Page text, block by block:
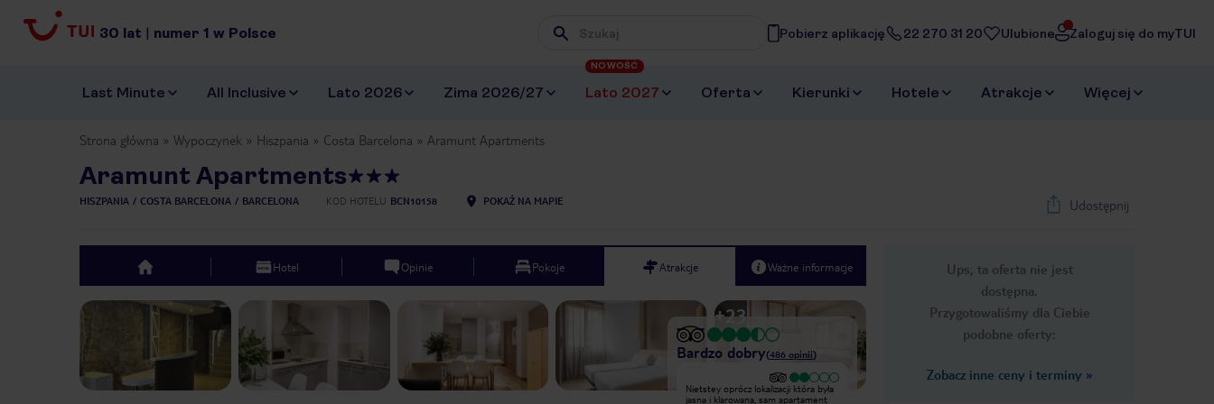
30 lat | numer 1 w Polsce Wpisz frazę, której szukasz
Pobierz aplikację 22 270 31 20 Ulubione Zaloguj się do myTUI
Last Minute All Inclusive Lato 2026 Zima 2026/27 Lato 2027
NOWOŚĆ
Oferta Kierunki Hotele Atrakcje Więcej
Strona główna Wypoczynek Hiszpania Costa Barcelona Aramunt Apartments
Aramunt Apartments
HISZPANIA COSTA BARCELONA BARCELONA KOD HOTELU BCN10158 POKAŻ NA MAPIE Udostępnij
Ups, ta oferta nie jest
dostępna.
Przygotowaliśmy dla Ciebie
podobne oferty:
Zobacz inne ceny i terminy »
top Hotel Opinie Pokoje Atrakcje Ważne informacje
Previous slide Next slide
1 /29
+23
Bardzo dobry(486 opinii)
Nietstey oprócz lokalizacji która była
Nietstey oprócz lokalizacji która była
jasna i klarowana, sam apartament